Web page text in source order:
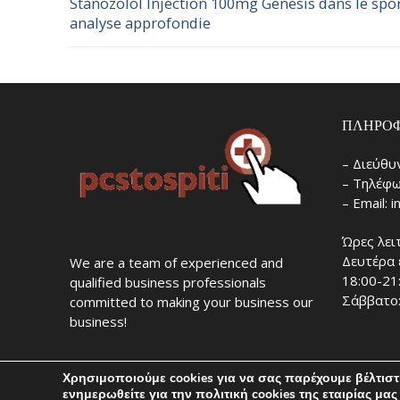
άρθρων
άρθρο:
analyse approfondie
We are a team of experienced and
qualified business professionals
committed to making your business our
business!
–
–
– Email:
Ώρες
18:00-
Χρησιμοποιούμε cookies για να σας παρέχουμε
ενημερωθείτε για την πολιτική cookies της εταιρίας